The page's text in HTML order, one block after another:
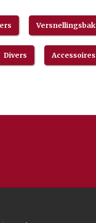
Versnellingsbak
Divers Accessoires